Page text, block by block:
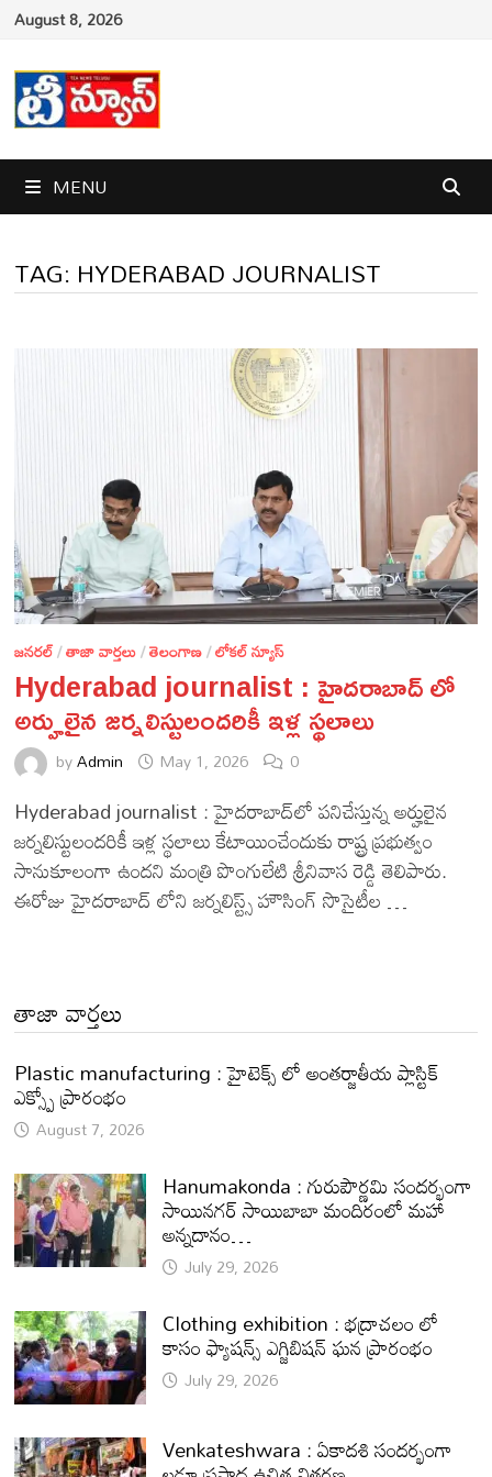
Skip
content
August 8, 2026
MENU
TAG: HYDERABAD JOURNALIST
జనరల్/తాజా వార్తలు/తెలంగాణ/లోకల్ న్యూస్
Hyderabad journalist : హైదరాబాద్ లో
అర్హులైన జర్నలిస్టులందరికీ ఇళ్ల స్థలాలు
byAdmin May 1, 2026 0
Hyderabad journalist : హైదరాబాద్‌లో పనిచేస్తున్న అర్హులైన
జర్నలిస్టులందరికీ ఇళ్ల స్థలాలు కేటాయించేందుకు రాష్ట్ర ప్రభుత్వం
సానుకూలంగా ఉందని మంత్రి పొంగులేటి శ్రీనివాస రెడ్డి తెలిపారు.
ఈరోజు హైదరాబాద్ లోని జర్నలిస్ట్స్ హౌసింగ్ సొసైటీల …
తాజా వార్తలు
Plastic manufacturing : హైటెక్స్ లో అంతర్జాతీయ ప్లాస్టిక్
ఎక్స్పో ప్రారంభం
August 7, 2026
Hanumakonda : గురుపౌర్ణమి సందర్భంగా
సాయినగర్‌ సాయిబాబా మందిరంలో మహా
అన్నదానం…
July 29, 2026
Clothing exhibition : భద్రాచలం లో
కాసం ఫ్యాషన్స్ ఎగ్జిబిషన్ ఘన ప్రారంభం
July 29, 2026
Venkateshwara : ఏకాదశి సందర్భంగా